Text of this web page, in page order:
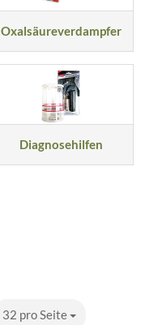
Oxalsäureverdampfer
Diagnosehilfen
32 pro Seite
pro Seite